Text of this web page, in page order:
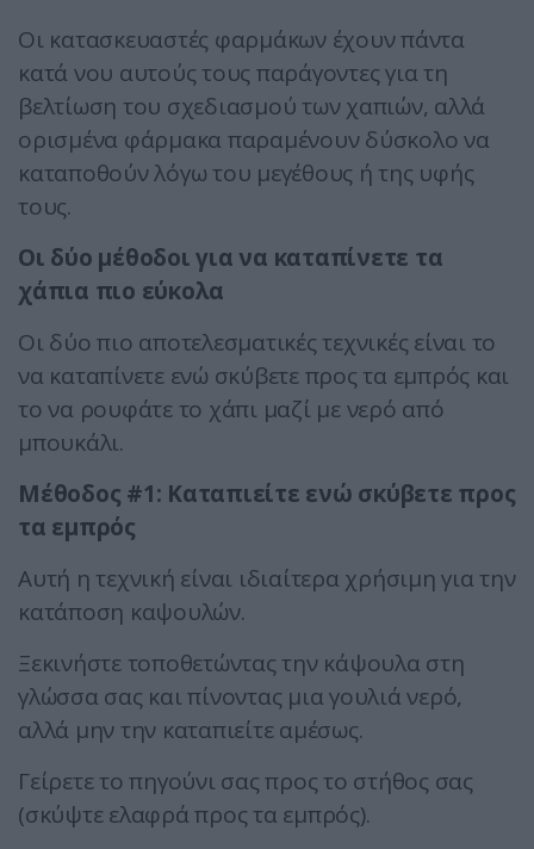
Οι κατασκευαστές φαρμάκων έχουν πάντα
κατά νου αυτούς τους παράγοντες για τη
βελτίωση του σχεδιασμού των χαπιών, αλλά
ορισμένα φάρμακα παραμένουν δύσκολο να
καταποθούν λόγω του μεγέθους ή της υφής
τους.
Οι δύο μέθοδοι για να καταπίνετε τα
χάπια πιο εύκολα
Οι δύο πιο αποτελεσματικές τεχνικές είναι το
να καταπίνετε ενώ σκύβετε προς τα εμπρός και
το να ρουφάτε το χάπι μαζί με νερό από
μπουκάλι.
Μέθοδος #1: Καταπιείτε ενώ σκύβετε προς
τα εμπρός
Αυτή η τεχνική είναι ιδιαίτερα χρήσιμη για την
κατάποση καψουλών.
Ξεκινήστε τοποθετώντας την κάψουλα στη
γλώσσα σας και πίνοντας μια γουλιά νερό,
αλλά μην την καταπιείτε αμέσως.
Γείρετε το πηγούνι σας προς το στήθος σας
(σκύψτε ελαφρά προς τα εμπρός).